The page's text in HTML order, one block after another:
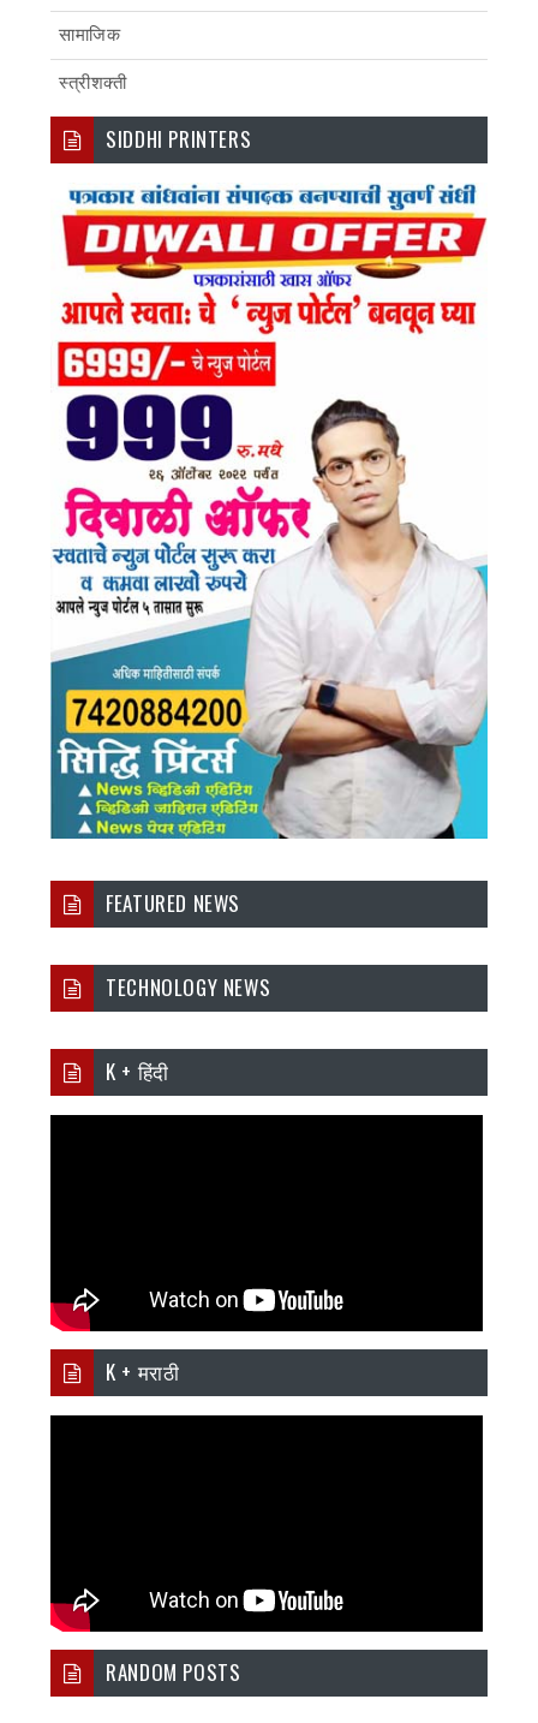
सामाजिक
स्त्रीशक्ती
SIDDHI PRINTERS
FEATURED NEWS
TECHNOLOGY NEWS
K + हिंदी
K + मराठी
RANDOM POSTS